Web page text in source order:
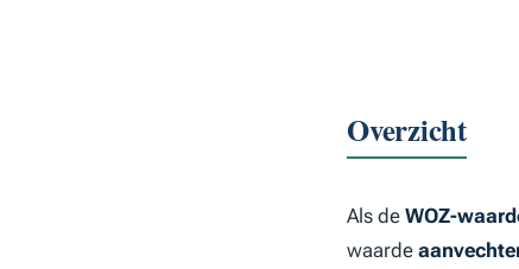
Overzicht
Als de WOZ-
waarde